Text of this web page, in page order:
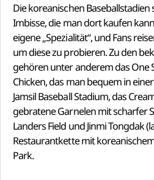
Die koreanischen
Imbisse, die man dort kaufen
eigene „Spezialität“, und Fans
um diese zu probieren. Zu den
gehören unter anderem das One
Chicken, das man bequem in
Jamsil Baseball Stadium, das
gebratene Garnelen mit scharfer
Landers Field und Jinmi Tongdak
Restaurantkette mit
Park.